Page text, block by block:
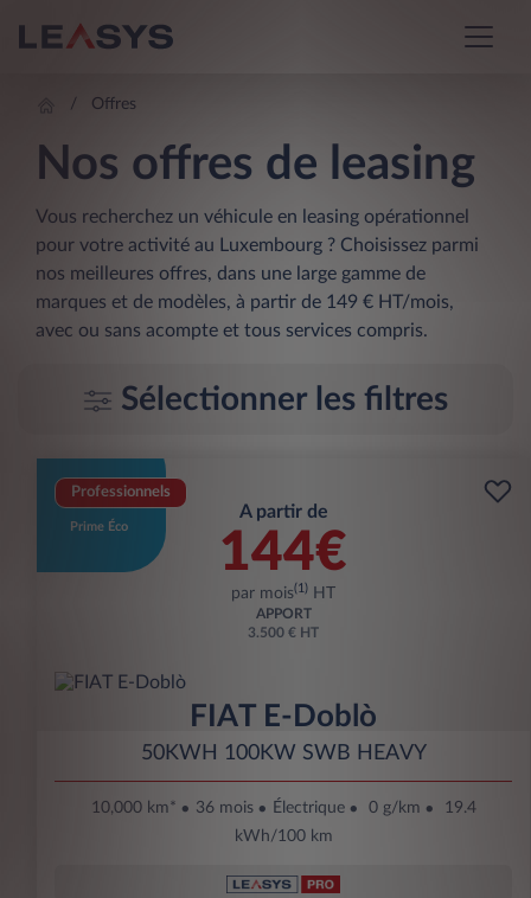
Offres
Nos offres de leasing
Vous recherchez un véhicule en leasing opérationnel
pour votre activité au Luxembourg ? Choisissez parmi
nos meilleures offres, dans une large gamme de
marques et de modèles, à partir de 149 € HT/mois,
avec ou sans acompte et tous services compris.
Sélectionner les filtres
Professionnels
Prime Éco
A partir de
144€
par mois(1) HT
APPORT
3.500 € HT
FIAT E-Doblò
50KWH 100KW SWB HEAVY
10,000 km* 36 mois Électrique 0 g/km
19.4
kWh/100 km